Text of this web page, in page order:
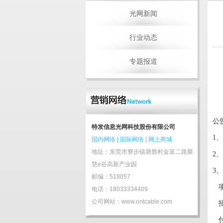
光网新闻
行业动态
专题报道
特发信息光网科技股份有限公司
国内网络
国际网络
网上商城
地址：东莞市寮步镇塘唇村金富二路聚
慧e谷高新产业园
邮编：518057
电话：18033334409
公司网站：www.ontcable.com
公
1
2
3